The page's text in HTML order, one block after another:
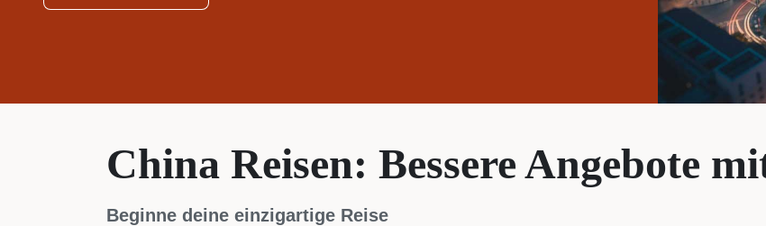
China Reisen: Bessere Angebote
Beginne deine einzigartige Reise